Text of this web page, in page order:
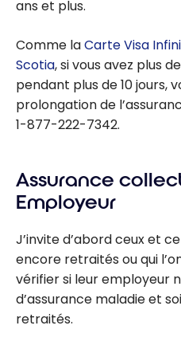
ans et plus.
Comme laCarte Visa
Scotia, si vous avez plus
pendant plus de 10 jours,
prolongation de
1-877-222-7342.
Assurance
Employeur
J’invite d’abord ceux et
encore retraités ou qui
vérifier si leur employeur
d’assurance maladie et
retraités.